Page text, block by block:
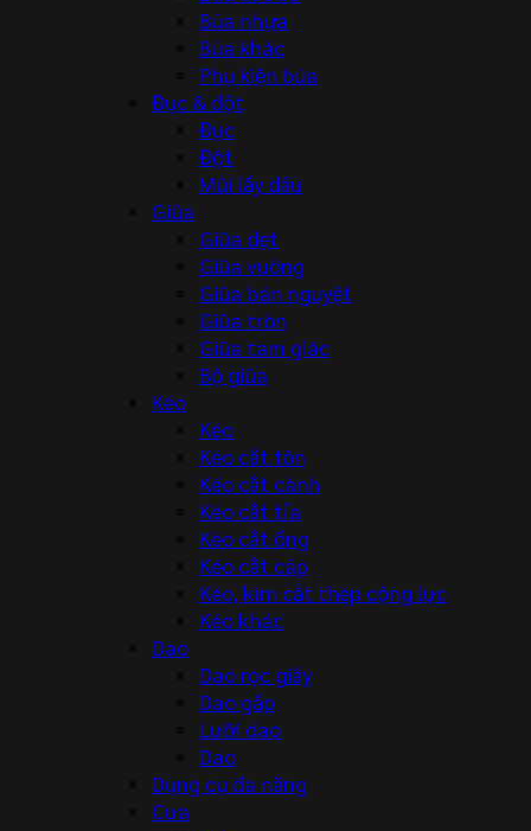
Búa nhựa
Búa khác
Phụ kiện búa
Đục & đột
Đục
Đột
Mũi lấy dấu
Giũa
Giũa dẹt
Giũa vuông
Giũa bán nguyệt
Giũa tròn
Giũa tam giác
Bộ giũa
Kéo
Kéo
Kéo cắt tôn
Kéo cắt cành
Kéo cắt tỉa
Kéo cắt ống
Kéo cắt cáp
Kéo, kìm cắt thép cộng lực
Kéo khác
Dao
Dao rọc giấy
Dao gấp
Lưỡi dao
Dao
Dụng cụ đa năng
Cưa